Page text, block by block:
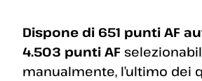
Dispone di 651 punti AF
4.503 punti AF
manualmente, l’ultimo dei